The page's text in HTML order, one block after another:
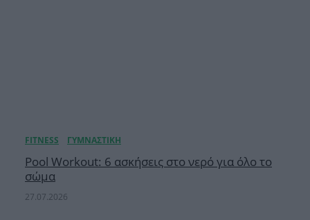
Pool Workout: 6 ασκήσεις στο νερό για όλο το
σώμα
27.07.2026